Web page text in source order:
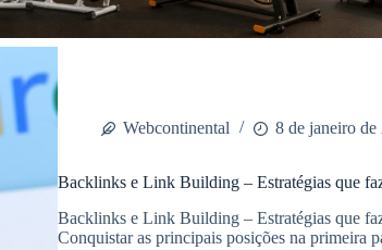
Webcontinental 8 de janeiro de
Backlinks e Link Building – Estratégias que
Backlinks e Link Building – Estratégias que
Conquistar as principais posições na primeira